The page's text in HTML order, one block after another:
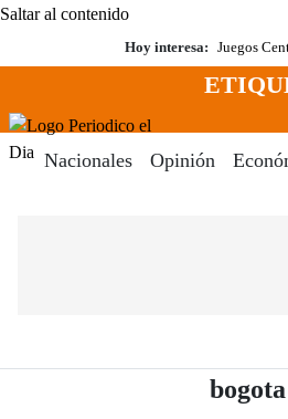
Saltar al contenido
Hoy interesa: Juegos
Menú
Nacionales Opinión
bogota